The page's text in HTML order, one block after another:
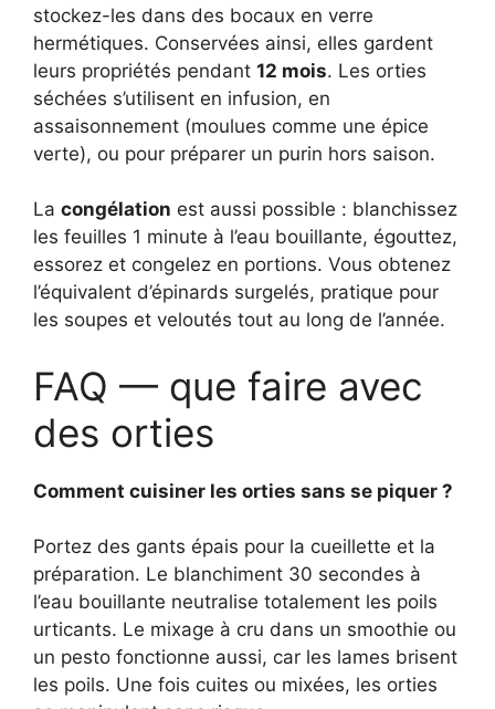
stockez-les dans des bocaux en verre
hermétiques. Conservées ainsi, elles gardent
leurs propriétés pendant 12 mois. Les orties
séchées s’utilisent en infusion, en
assaisonnement (moulues comme une épice
verte), ou pour préparer un purin hors saison.
La congélation est aussi possible : blanchissez
les feuilles 1 minute à l’eau bouillante, égouttez,
essorez et congelez en portions. Vous obtenez
l’équivalent d’épinards surgelés, pratique pour
les soupes et veloutés tout au long de l’année.
FAQ — que faire avec
des orties
Comment cuisiner les orties sans se piquer ?
Portez des gants épais pour la cueillette et la
préparation. Le blanchiment 30 secondes à
l’eau bouillante neutralise totalement les poils
urticants. Le mixage à cru dans un smoothie ou
un pesto fonctionne aussi, car les lames brisent
les poils. Une fois cuites ou mixées, les orties